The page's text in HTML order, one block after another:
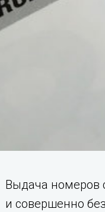
Выдача номеров
и совершенно